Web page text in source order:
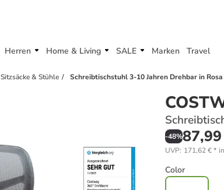
Herren Home & Living SALE Marken Travel
Sitzsäcke & Stühle Schreibtischstuhl 3-10 Jahren Drehbar in Rosa
-48%
UVP: 171,62 €*
Color